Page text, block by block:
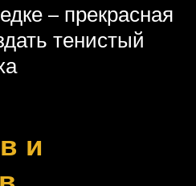
– прекрасная
тенистый
и